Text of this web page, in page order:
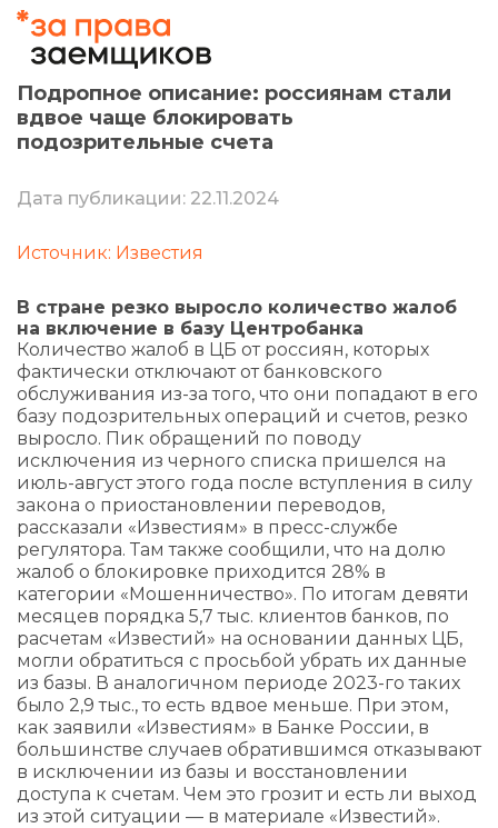
Подропное описание: россиянам стали
вдвое чаще блокировать
подозрительные счета
Дата публикации: 22.11.2024
Источник: Известия
В стране резко выросло количество жалоб
на включение в базу Центробанка
Количество жалоб в ЦБ от россиян, которых
фактически отключают от банковского
обслуживания из-за того, что они попадают в его
базу подозрительных операций и счетов, резко
выросло. Пик обращений по поводу
исключения из черного списка пришелся на
июль-август этого года после вступления в силу
закона о приостановлении переводов,
рассказали «Известиям» в пресс-службе
регулятора. Там также сообщили, что на долю
жалоб о блокировке приходится 28% в
категории «Мошенничество». По итогам девяти
месяцев порядка 5,7 тыс. клиентов банков, по
расчетам «Известий» на основании данных ЦБ,
могли обратиться с просьбой убрать их данные
из базы. В аналогичном периоде 2023-го таких
было 2,9 тыс., то есть вдвое меньше. При этом,
как заявили «Известиям» в Банке России, в
большинстве случаев обратившимся отказывают
в исключении из базы и восстановлении
доступа к счетам. Чем это грозит и есть ли выход
из этой ситуации — в материале «Известий».